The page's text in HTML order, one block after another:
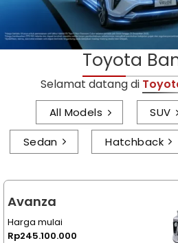
Toyota
Selamat datang di
All Models SUV
Sedan Hatchback
Avanza
Harga mulai
Rp245.100.000